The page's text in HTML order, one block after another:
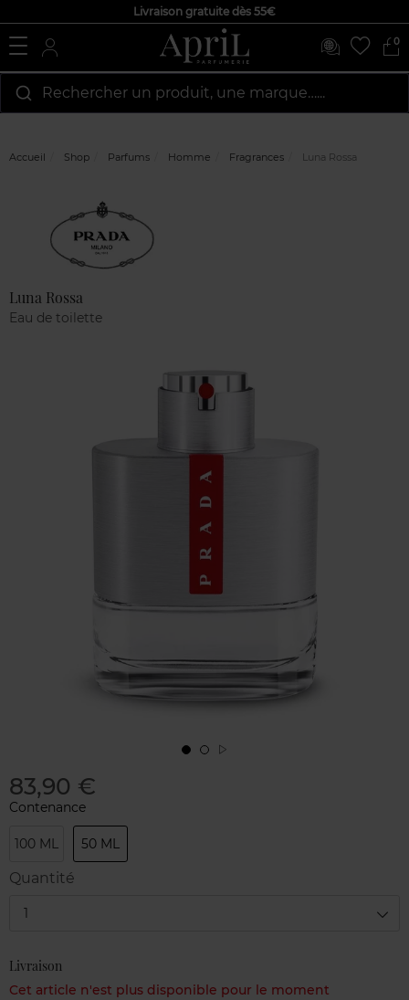
Livraison gratuite dès 55€
0
Rechercher un produit, une marque…...
Accueil Shop Parfums Homme Fragrances Luna Rossa
Luna Rossa
Eau de toilette
83,90 €
Contenance
100 ML 50 ML
Quantité
1
Livraison
Cet article n'est plus disponible pour le moment